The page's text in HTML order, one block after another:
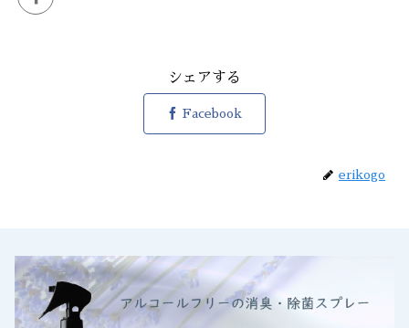
シェアする
Facebook
erikogo